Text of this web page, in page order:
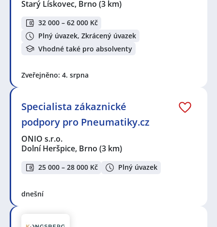
Starý Lískovec, Brno (3 km)
32 000 – 62 000 Kč
Plný úvazek, Zkrácený úvazek
Vhodné také pro absolventy
Zveřejněno: 4. srpna
Specialista zákaznické
podpory pro Pneumatiky.cz
ONIO s.r.o.
Dolní Heršpice, Brno (3 km)
25 000 – 28 000 Kč Plný úvazek
dnešní